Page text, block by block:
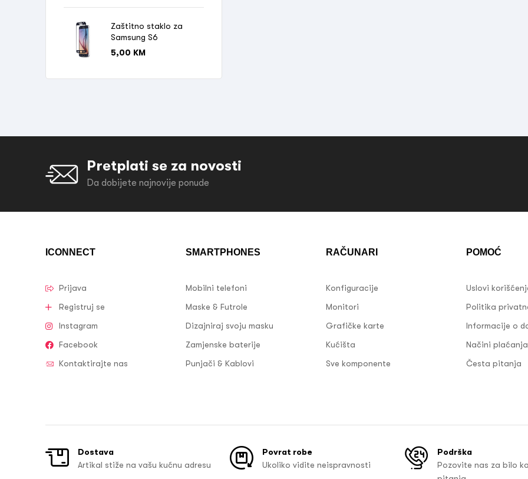
Zaštitno staklo za
Samsung S6
5,00 KM
Pretplati se za novosti
Da dobijete najnovije ponude
ICONNECT
Prijava
Registruj se
Instagram
Facebook
Kontaktirajte nas
SMARTPHONES
Mobilni telefoni
Maske & Futrole
Dizajniraj svoju masku
Zamjenske baterije
Punjači & Kablovi
RAČUNARI
Konfiguracije
Monitori
Grafičke karte
Kućišta
Sve komponente
POMOĆ
Uslovi
Politika
Informacije o
Načini plaćanja
Česta pitanja
Dostava
Artikal stiže na vašu kućnu adresu
Povrat robe
Ukoliko vidite neispravnosti
Podrška
Pozovite nas za bilo